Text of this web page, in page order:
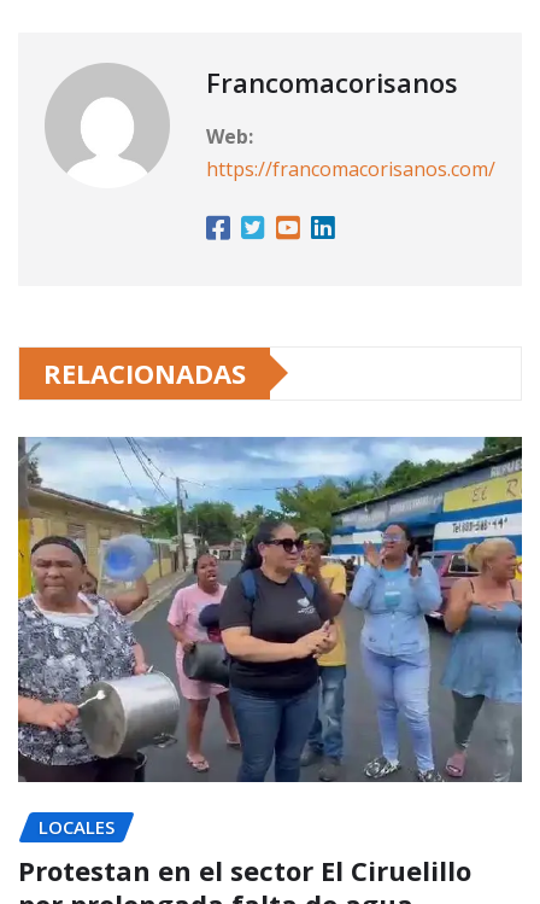
Francomacorisanos
Web:
https://francomacorisanos.com/
RELACIONADAS
LOCALES
Protestan en el sector El Ciruelillo